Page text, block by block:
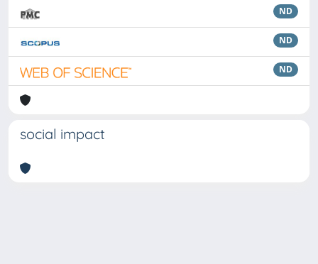
ND
ND
ND
social impact